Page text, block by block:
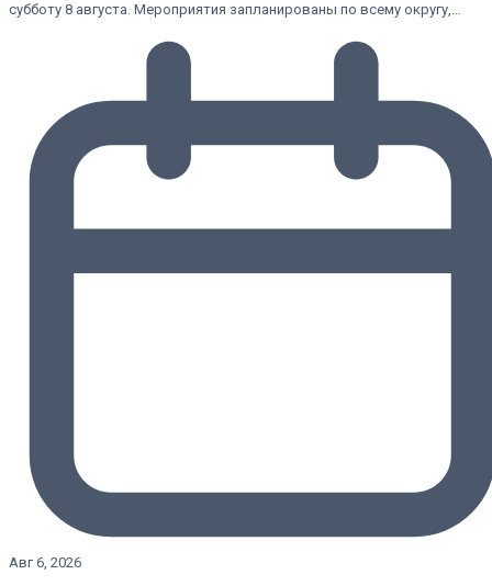
субботу 8 августа. Мероприятия запланированы по всему округу,…
Авг 6, 2026